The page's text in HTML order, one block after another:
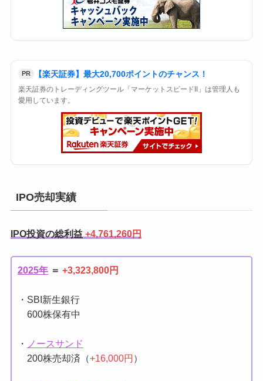
PR 【楽天証券】最大20,700ポイントのチャンス！
楽天証券のトレーディングツール「マーケットスピードII」は管理人も
愛用しています。
IPO売却実績
IPO投資の総利益 +4,761,260円
2025年＝ +3,323,800円
・SBI新生銀行
600株保有中
・
ノースサンド
200株売却済（+16,000円 ）